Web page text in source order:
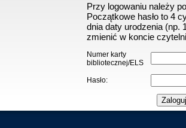
Przy logowaniu należy
Początkowe hasło to 4
dnia daty urodzenia (np.
zmienić w koncie
Numer karty
bibliotecznej/ELS
Hasło: